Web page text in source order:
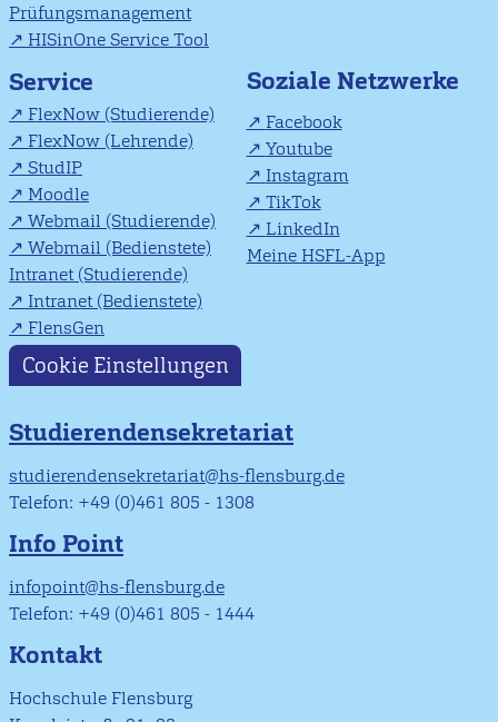
Prüfungsmanagement
HISinOne Service Tool
Service
FlexNow (Studierende)
FlexNow (Lehrende)
StudIP
Moodle
Webmail (Studierende)
Webmail (Bedienstete)
Intranet (Studierende)
Intranet (Bedienstete)
FlensGen
Soziale Netzwerke
Facebook
Youtube
Instagram
TikTok
LinkedIn
Meine HSFL-App
Cookie Einstellungen
Studierendensekretariat
studierendensekretariat@hs-flensburg.de
Telefon: +49 (0)461 805 - 1308
Info Point
infopoint@hs-flensburg.de
Telefon: +49 (0)461 805 - 1444
Kontakt
Hochschule Flensburg